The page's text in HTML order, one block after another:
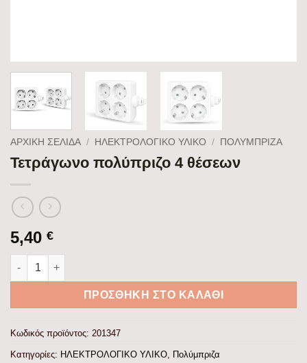
ΑΡΧΙΚΉ ΣΕΛΊΔΑ / ΗΛΕΚΤΡΟΛΟΓΙΚΟ ΥΛΙΚΟ / ΠΟΛΎΜΠΡΙΖΑ
Τετράγωνο πολύπριζο 4 θέσεων
5,40 €
Τετράγωνο πολύπριζο 4 θέσεων ποσότητα
ΠΡΟΣΘΉΚΗ ΣΤΟ ΚΑΛΆΘΙ
Κωδικός προϊόντος: 201347
Κατηγορίες: ΗΛΕΚΤΡΟΛΟΓΙΚΟ ΥΛΙΚΟ Πολύμπριζα